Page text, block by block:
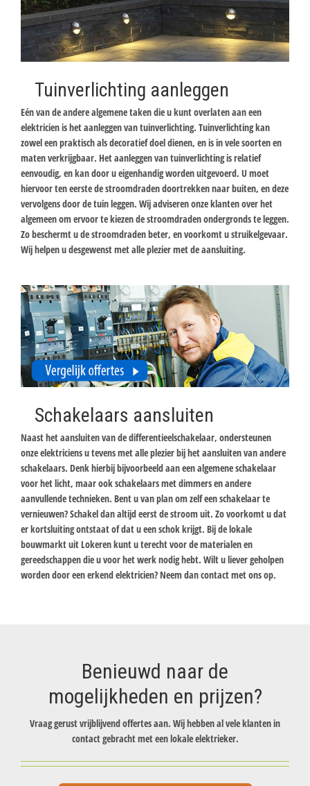
Tuinverlichting aanleggen
Eén van de andere algemene taken die u kunt overlaten aan een
elektricien is het aanleggen van tuinverlichting. Tuinverlichting kan
zowel een praktisch als decoratief doel dienen, en is in vele soorten en
maten verkrijgbaar. Het aanleggen van tuinverlichting is relatief
eenvoudig, en kan door u eigenhandig worden uitgevoerd. U moet
hiervoor ten eerste de stroomdraden doortrekken naar buiten, en deze
vervolgens door de tuin leggen. Wij adviseren onze klanten over het
algemeen om ervoor te kiezen de stroomdraden ondergronds te leggen.
Zo beschermt u de stroomdraden beter, en voorkomt u struikelgevaar.
Wij helpen u desgewenst met alle plezier met de aansluiting.
Schakelaars aansluiten
Naast het aansluiten van de differentieelschakelaar, ondersteunen
onze elektriciens u tevens met alle plezier bij het aansluiten van andere
schakelaars. Denk hierbij bijvoorbeeld aan een algemene schakelaar
voor het licht, maar ook schakelaars met dimmers en andere
aanvullende technieken. Bent u van plan om zelf een schakelaar te
vernieuwen? Schakel dan altijd eerst de stroom uit. Zo voorkomt u dat
er kortsluiting ontstaat of dat u een schok krijgt. Bij de lokale
bouwmarkt uit Lokeren kunt u terecht voor de materialen en
gereedschappen die u voor het werk nodig hebt. Wilt u liever geholpen
worden door een erkend elektricien? Neem dan contact met ons op.
Benieuwd naar de
mogelijkheden en prijzen?
Vraag gerust vrijblijvend offertes aan. Wij hebben al vele klanten in
contact gebracht met een lokale elektrieker.